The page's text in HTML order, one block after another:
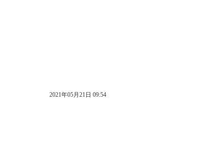
2021年05月21日 09:54